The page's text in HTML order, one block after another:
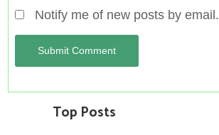
Notify me of new posts by email.
Top Posts